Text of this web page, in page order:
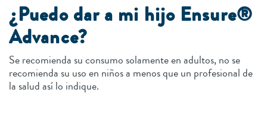
¿Puedo dar a mi hijo Ensure®
Advance?
Se recomienda su consumo solamente en adultos, no se
recomienda su uso en niños a menos que un profesional de
la salud así lo indique.